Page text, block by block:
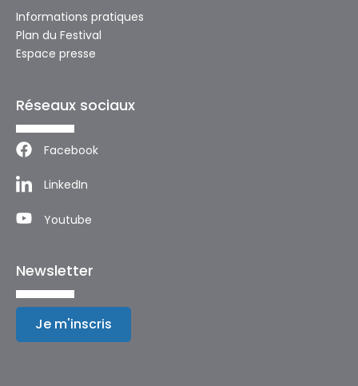
Informations pratiques
Plan du Festival
Espace presse
Réseaux sociaux
Facebook
LinkedIn
Youtube
Newsletter
Je m'inscris